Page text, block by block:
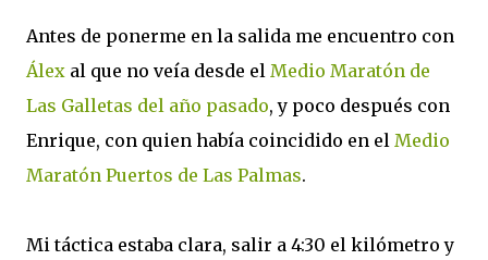
Antes de ponerme en la salida me encuentro con
Álex al que no veía desde el Medio Maratón de
Las Galletas del año pasado, y poco después con
Enrique, con quien había coincidido en el Medio
Maratón Puertos de Las Palmas.
Mi táctica estaba clara, salir a 4:30 el kilómetro y